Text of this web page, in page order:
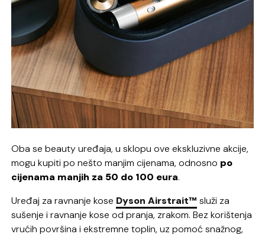
Oba se beauty uređaja, u sklopu ove ekskluzivne akcije,
mogu kupiti po nešto manjim cijenama, odnosno po
cijenama manjih za 50 do 100 eura.
Uređaj za ravnanje kose Dyson Airstrait™ služi za
sušenje i ravnanje kose od pranja, zrakom. Bez korištenja
vrućih površina i ekstremne toplin, uz pomoć snažnog,